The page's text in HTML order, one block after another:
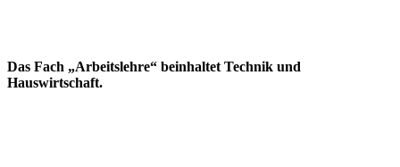
Das Fach „Arbeitslehre“ beinhaltet Technik und
Hauswirtschaft.